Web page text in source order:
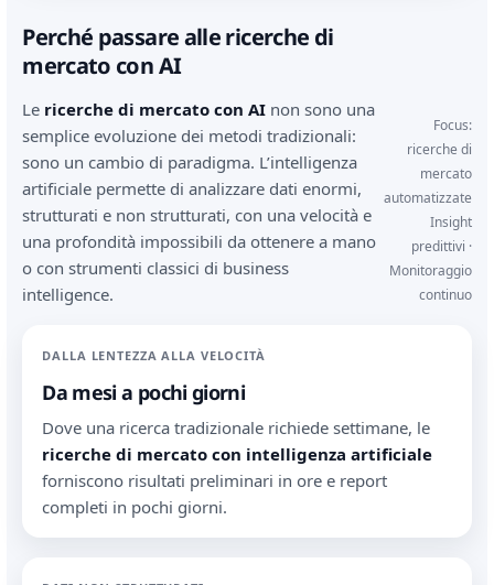
Perché passare alle ricerche di
mercato con AI
Le ricerche di mercato con AI non sono una
semplice evoluzione dei metodi tradizionali:
sono un cambio di paradigma. L’intelligenza
artificiale permette di analizzare dati enormi,
strutturati e non strutturati, con una velocità e
una profondità impossibili da ottenere a mano
o con strumenti classici di business
intelligence.
Focus:
ricerche di
mercato
automatizzate
Insight
predittivi ·
Monitoraggio
continuo
DALLA LENTEZZA ALLA VELOCITÀ
Da mesi a pochi giorni
Dove una ricerca tradizionale richiede settimane, le
ricerche di mercato con intelligenza artificiale
forniscono risultati preliminari in ore e report
completi in pochi giorni.